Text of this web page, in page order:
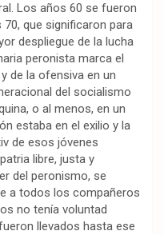
Los años 60 se fueron
que significaron para
despliegue de la lucha
peronista marca el
de la ofensiva en un
del socialismo
o al menos, en un
estaba en el exilio y la
de esos jóvenes
libre, justa y
del peronismo, se
a todos los compañeros
no tenía voluntad
llevados hasta ese